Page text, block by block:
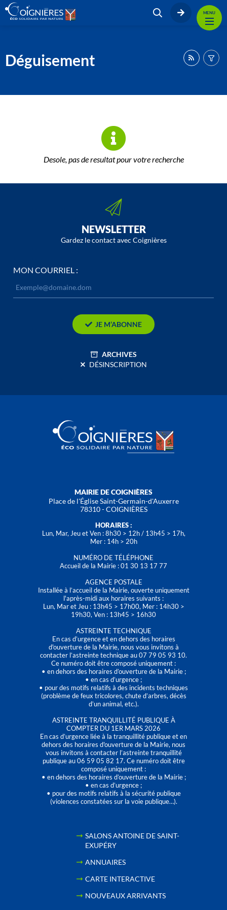
MENU
Déguisement
Desole, pas de resultat pour votre recherche
NEWSLETTER
Gardez le contact avec Coignières
MON COURRIEL :
JE M’ABONNE
ARCHIVES
DÉSINSCRIPTION
MAIRIE DE COIGNIÈRES
Place de l'Église Saint-Germain-d'Auxerre
78310 - COIGNIÈRES
HORAIRES :
Lun, Mar, Jeu et Ven : 8h30 > 12h / 13h45 > 17h,
Mer : 14h > 20h
NUMÉRO DE TÉLÉPHONE
Accueil de la Mairie : 01 30 13 17 77
AGENCE POSTALE
Installée à l’accueil de la Mairie, ouverte uniquement
l'après-midi aux horaires suivants :
Lun, Mar et Jeu : 13h45 > 17h00, Mer : 14h30 >
19h30, Ven : 13h45 > 16h30
ASTREINTE TECHNIQUE
En cas d’urgence et en dehors des horaires
d'ouverture de la Mairie, nous vous invitons à
contacter l’astreinte technique au 07 79 05 93 10.
Ce numéro doit être composé uniquement :
• en dehors des horaires d’ouverture de la Mairie ;
• en cas d’urgence ;
• pour des motifs relatifs à des incidents techniques
(problème de feux tricolores, chute d’arbres, décès
d’un animal, etc.).
ASTREINTE TRANQUILLITÉ PUBLIQUE À
COMPTER DU 1ER MARS 2026
En cas d’urgence liée à la tranquillité publique et en
dehors des horaires d'ouverture de la Mairie, nous
vous invitons à contacter l’astreinte tranquillité
publique au 06 59 05 82 17. Ce numéro doit être
composé uniquement :
• en dehors des horaires d’ouverture de la Mairie ;
• en cas d’urgence ;
• pour des motifs relatifs à la sécurité publique
(violences constatées sur la voie publique…).
SALONS ANTOINE DE SAINT-
EXUPÉRY
ANNUAIRES
CARTE INTERACTIVE
NOUVEAUX ARRIVANTS